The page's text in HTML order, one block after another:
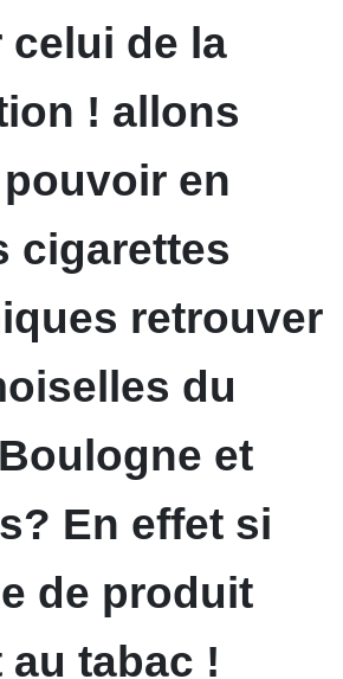
celui de la
! allons
en
cigarettes
retrouver
du
et
En effet si
de produit
tabac !